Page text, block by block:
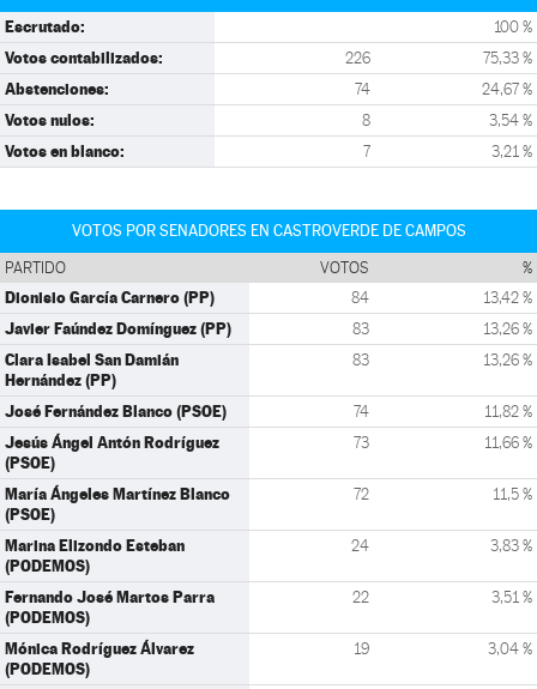
Escrutado: 100 %
Votos contabilizados: 226 75,33 %
Abstenciones: 74 24,67 %
Votos nulos: 8 3,54 %
Votos en blanco: 7 3,21 %
VOTOS POR SENADORES EN CASTROVERDE DE CAMPOS
PARTIDO VOTOS %
Dionisio García Carnero (PP) 84 13,42 %
Javier Faúndez Domínguez (PP) 83 13,26 %
Clara Isabel San Damián
Hernández (PP)
83 13,26 %
José Fernández Blanco (PSOE) 74 11,82 %
Jesús Ángel Antón Rodríguez
(PSOE)
73 11,66 %
María Ángeles Martínez Blanco
(PSOE)
72 11,5 %
Marina Elizondo Esteban
(PODEMOS)
24 3,83 %
Fernando José Martos Parra
(PODEMOS)
22 3,51 %
Mónica Rodríguez Álvarez
(PODEMOS)
19 3,04 %